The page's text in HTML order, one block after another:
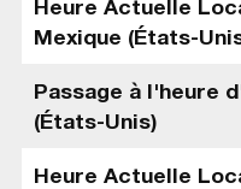
Heure Actuelle
Mexique (États-
Passage à l'heure
(États-Unis)
Heure Actuelle